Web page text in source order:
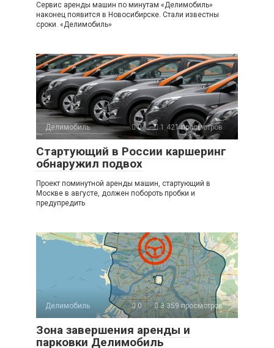
Сервис аренды машин по минутам «Делимобиль»
наконец появится в Новосибирске. Стали известны
сроки. «Делимобиль»
Делимобиль 0 1 421 просмотров
Стартующий в России каршеринг
обнаружил подвох
Проект поминутной аренды машин, стартующий в
Москве в августе, должен побороть пробки и
предупредить
Делимобиль 0 3 359 просмотров
Зона завершения аренды и
парковки Делимобиль